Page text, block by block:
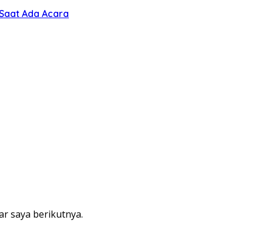
Ada Acara
saya berikutnya.